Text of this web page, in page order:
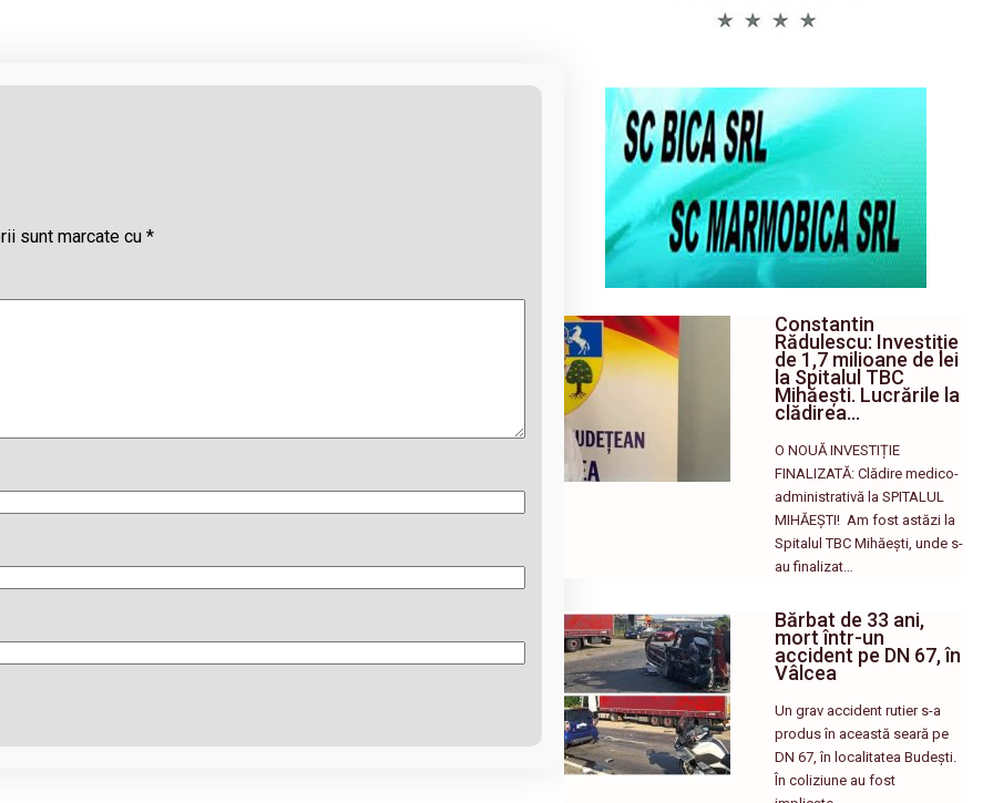
sunt marcate cu *
Constantin
Rădulescu: Investiție
de 1,7 milioane de lei
la Spitalul TBC
Mihăești. Lucrările la
clădirea…
O NOUĂ INVESTIȚIE
FINALIZATĂ: Clădire medico-
administrativă la SPITALUL
MIHĂEȘTI! ​ Am fost astăzi la
Spitalul TBC Mihăești, unde s-
au finalizat…
Bărbat de 33 ani,
mort într-un
accident pe DN 67, în
Vâlcea
Un grav accident rutier s-a
produs în această seară pe
DN 67, în localitatea Budești.
În coliziune au fost